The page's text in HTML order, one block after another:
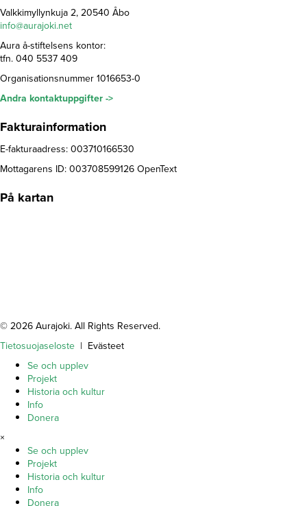
Valkkimyllynkuja 2, 20540 Åbo
info@aurajoki.net
Aura å-stiftelsens kontor:
tfn. 040 5537 409
Organisationsnummer 1016653-0
Andra kontaktuppgifter ->
Fakturainformation
E-fakturaadress: 003710166530
Mottagarens ID: 003708599126 OpenText
På kartan
© 2026 Aurajoki. All Rights Reserved.
Tietosuojaseloste | Evästeet
Se och upplev
Projekt
Historia och kultur
Info
Donera
×
Se och upplev
Projekt
Historia och kultur
Info
Donera